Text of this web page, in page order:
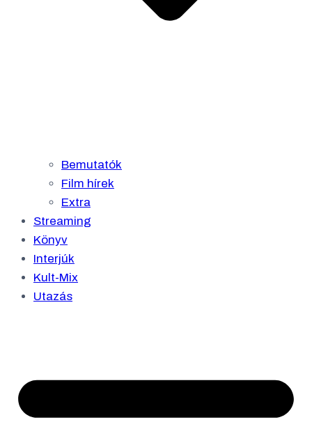
Bemutatók
Film hírek
Extra
Streaming
Könyv
Interjúk
Kult-Mix
Utazás